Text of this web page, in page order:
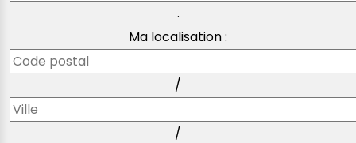
.
Ma localisation :
/
/